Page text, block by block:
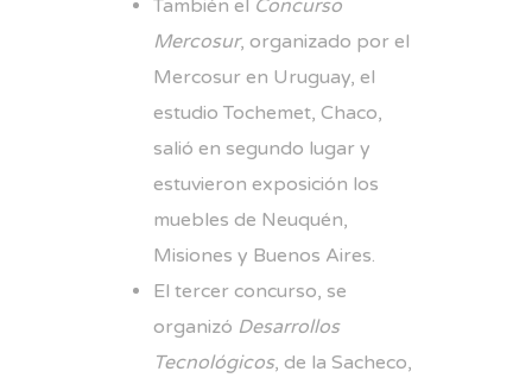
También el Concurso
Mercosur, organizado por el
Mercosur en Uruguay, el
estudio Tochemet, Chaco,
salió en segundo lugar y
estuvieron exposición los
muebles de Neuquén,
Misiones y Buenos Aires.
El tercer concurso, se
organizó Desarrollos
Tecnológicos, de la Sacheco,